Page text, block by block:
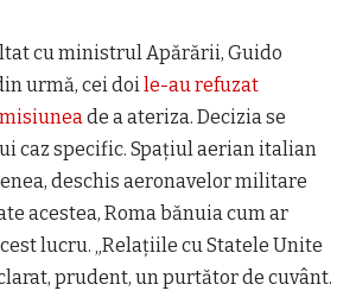
cu ministrul Apărării, Guido
urmă, cei doile-au refuzat
de a ateriza. Decizia se
caz specific. Spațiul aerian italian
deschis aeronavelor militare
acestea, Roma bănuia cum ar
lucru. „Relațiile cu Statele Unite
, prudent, un purtător de cuvânt.